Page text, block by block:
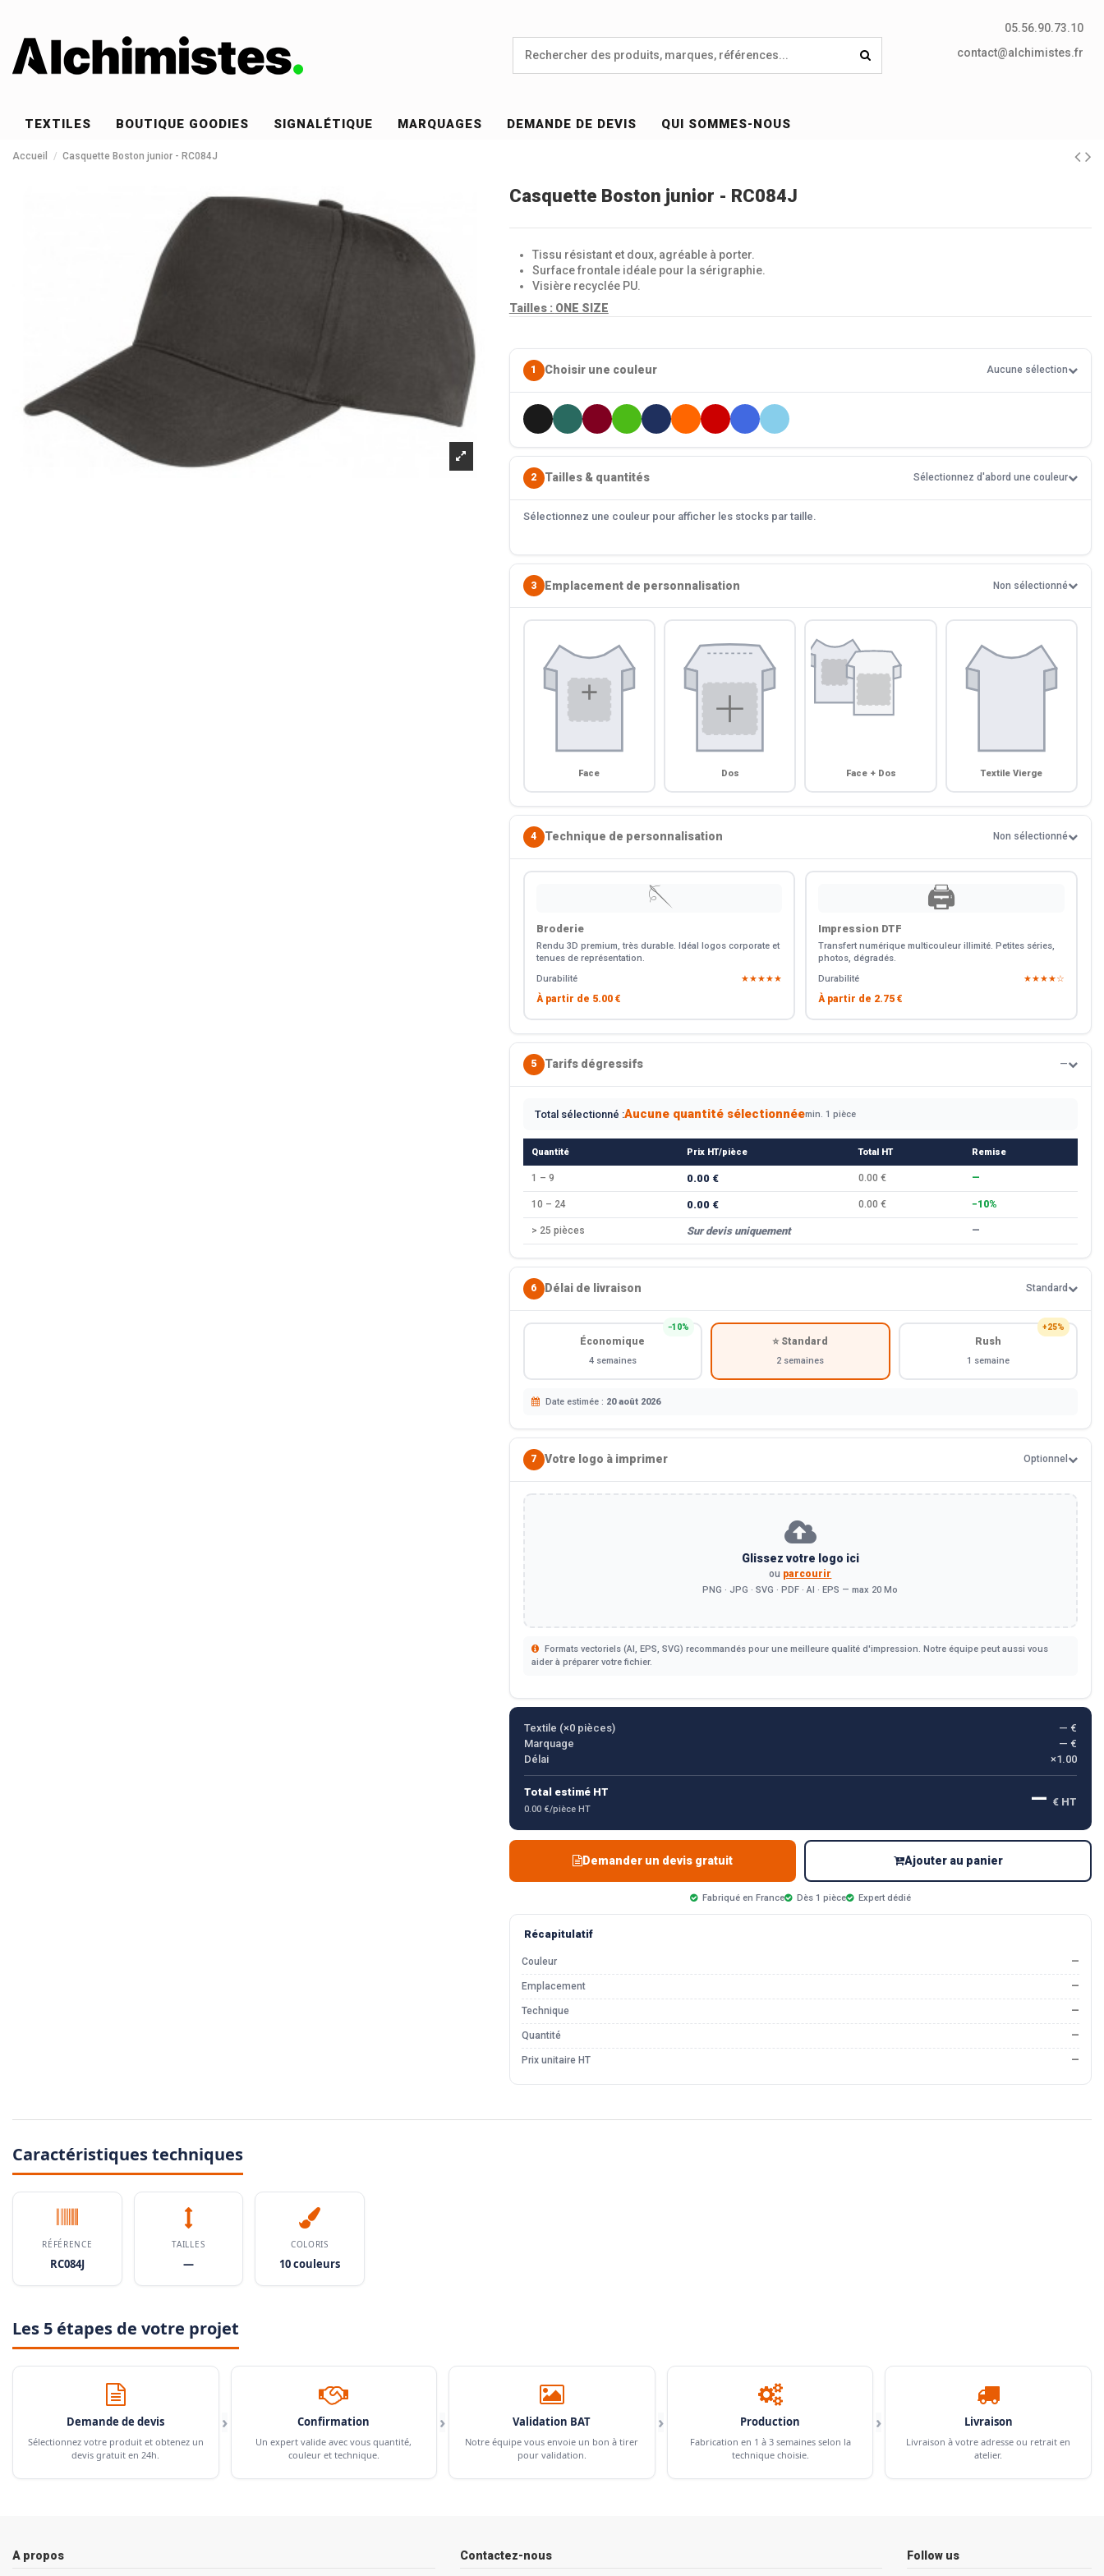
05.56.90.73.10
contact@alchimistes.fr
TEXTILES BOUTIQUE GOODIES SIGNALÉTIQUE MARQUAGES DEMANDE DE DEVIS QUI SOMMES-NOUS
Accueil Casquette Boston junior - RC084J
Casquette Boston junior - RC084J
Tissu résistant et doux, agréable à porter.
Surface frontale idéale pour la sérigraphie.
Visière recyclée PU.
Tailles : ONE SIZE
1 Choisir une couleur Aucune sélection
2 Tailles & quantités Sélectionnez d'abord une couleur
Sélectionnez une couleur pour afficher les stocks par taille.
3 Emplacement de personnalisation Non sélectionné
Face Dos Face + Dos Textile Vierge
4 Technique de personnalisation Non sélectionné
🪡
Broderie
Rendu 3D premium, très durable. Idéal logos corporate et
tenues de représentation.
Durabilité
★★★★★
À partir de 5.00 €
🖨️
Impression DTF
Transfert numérique multicouleur illimité. Petites séries,
photos, dégradés.
Durabilité
★★★★☆
À partir de 2.75 €
5 Tarifs dégressifs —
Total sélectionné :Aucune quantité sélectionnéemin. 1 pièce
Quantité Prix HT/pièce Total HT Remise
1 – 9 0.00 € 0.00 € —
10 – 24 0.00 € 0.00 € −10%
> 25 pièces Sur devis uniquement —
6 Délai de livraison Standard
−10%
Économique
4 semaines
⭐ Standard
2 semaines
+25%
Rush
1 semaine
Date estimée : 20 août 2026
7 Votre logo à imprimer Optionnel
Glissez votre logo ici
ou parcourir
PNG · JPG · SVG · PDF · AI · EPS — max 20 Mo
Formats vectoriels (AI, EPS, SVG) recommandés pour une meilleure qualité d'impression. Notre équipe peut aussi vous
aider à préparer votre fichier.
Textile (×0pièces)
— €
Marquage
— €
Délai
×1.00
Total estimé HT
0.00 €/pièce HT — € HT
Demander un devis gratuit Ajouter au panier
Fabriqué en France Dès 1 pièce Expert dédié
Récapitulatif
Couleur —
Emplacement —
Technique —
Quantité —
Prix unitaire HT —
Caractéristiques techniques
RÉFÉRENCE
RC084J
TAILLES
—
COLORIS
10 couleurs
Les 5 étapes de votre projet
Demande de devis
Sélectionnez votre produit et obtenez un
devis gratuit en 24h.
› Confirmation
Un expert valide avec vous quantité,
couleur et technique.
› Validation BAT
Notre équipe vous envoie un bon à tirer
pour validation.
› Production
Fabrication en 1 à 3 semaines selon la
technique choisie.
› Livraison
Livraison à votre adresse ou retrait en
atelier.
A propos Contactez-nous Follow us